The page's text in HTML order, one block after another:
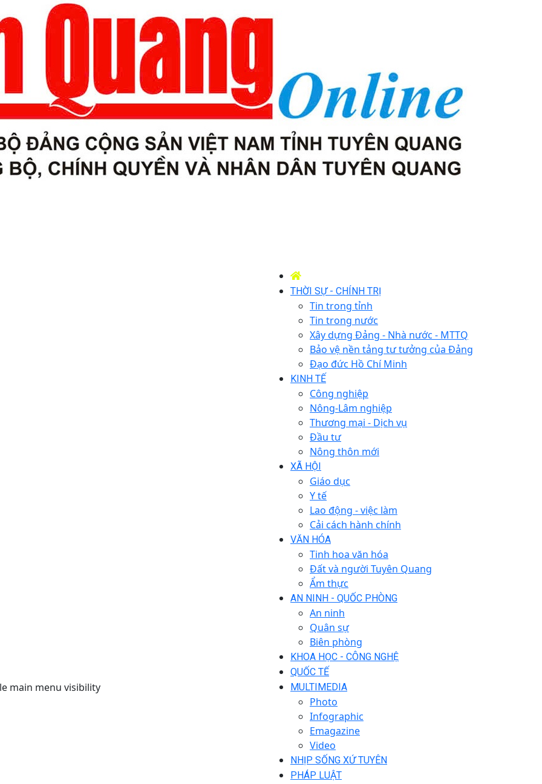
main menu visibility
THỜI SỰ - CHÍNH TRỊ
Tin trong tỉnh
Tin trong nước
Xây dựng Đảng - Nhà nước - MTTQ
Bảo vệ nền tảng tư tưởng của Đảng
Đạo đức Hồ Chí Minh
KINH TẾ
Công nghiệp
Nông-Lâm nghiệp
Thương mại - Dịch vụ
Đầu tư
Nông thôn mới
XÃ HỘI
Giáo dục
Y tế
Lao động - việc làm
Cải cách hành chính
VĂN HÓA
Tinh hoa văn hóa
Đất và người Tuyên Quang
Ẩm thực
AN NINH - QUỐC PHÒNG
An ninh
Quân sự
Biên phòng
KHOA HỌC - CÔNG NGHỆ
QUỐC TẾ
MULTIMEDIA
Photo
Infographic
Emagazine
Video
NHỊP SỐNG XỨ TUYÊN
PHÁP LUẬT